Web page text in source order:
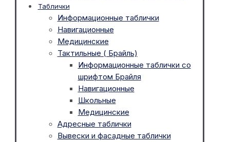
Таблички
Информационные таблички
Навигационные
Медицинские
Тактильные ( Брайль)
Информационные таблички со
шрифтом Брайля
Навигационные
Школьные
Медицинские
Адресные таблички
Вывески и фасадные таблички